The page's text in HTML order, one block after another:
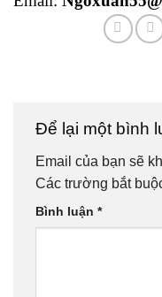
Để lại một bình
Email của bạn sẽ
Các trường bắt
Bình luận *